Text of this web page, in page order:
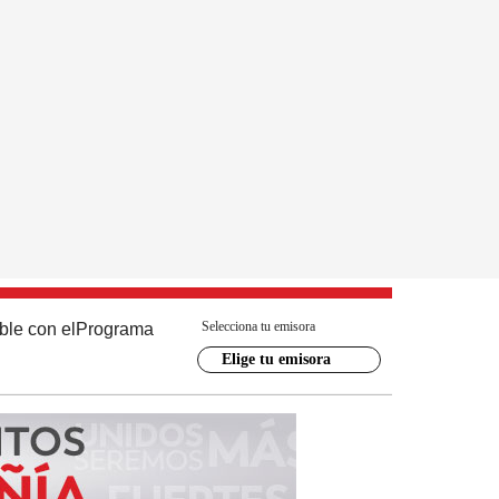
con el Programa Selecciona tu emisora
Elige tu emisora